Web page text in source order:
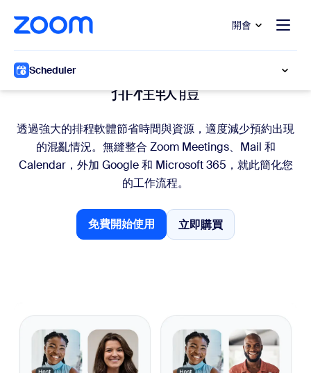
至主要內容
至協助聊天 開會
Scheduler
排程軟體
透過強大的排程軟體節省時間與資源，適度減少預約出現
的混亂情況。無縫整合 Zoom Meetings、Mail 和
Calendar，外加 Google 和 Microsoft 365，就此簡化您
的工作流程。
免費開始使用
免費開始使用
立即購買
立即購買